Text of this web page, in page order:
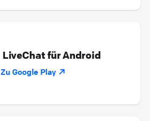
LiveChat für Android
Zu Google Play